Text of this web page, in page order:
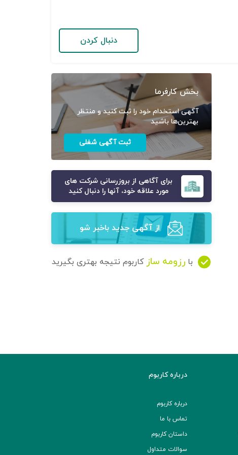
دنبال کردن
بخش کارفرما
آگهی استخدام خود را ثبت کنید و منتظر
بهترین‌ها باشید
ثبت آگهی شغلی
برای آگاهی از بروزرسانی شرکت های
مورد علاقه خود، آنها را دنبال کنید
از آگهی‌ جدید باخبر شو
با رزومه ساز کاربوم نتیجه بهتری بگیرید
درباره کاربوم
درباره کاربوم
تماس با ما
داستان کاربوم
سوالات متداول